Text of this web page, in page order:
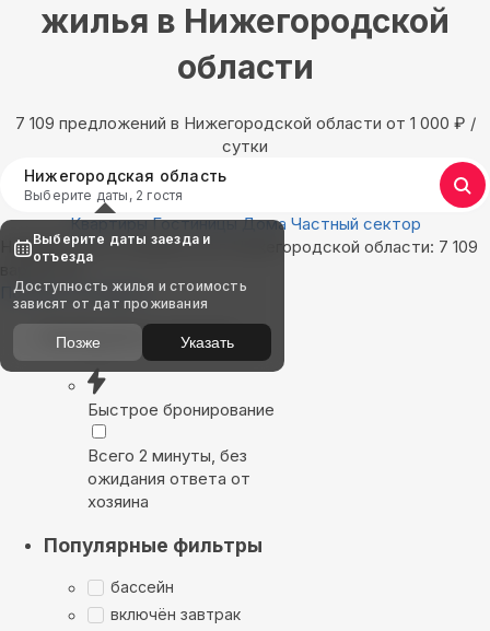
жилья в Нижегородской
области
7 109 предложений в Нижегородской области oт 1 000 ₽ /
сутки
Нижегородская область
Выберите даты, 2 гостя
Квартиры Гостиницы Дома Частный сектор
Найдём, где остановиться в Нижегородской области: 7 109
вариантов
Показать на карте
Выбирайте лучшее
Быстрое бронирование
Всего 2 минуты, без
ожидания ответа от
хозяина
Популярные фильтры
бассейн
включён завтрак
Выберите даты заезда и
отъезда
Доступность жилья и стоимость
зависят от дат проживания
Позже Указать